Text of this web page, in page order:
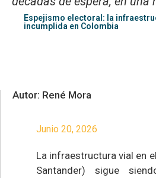
Espejismo electoral: la
incumplida en Colombia
Autor: René Mora
Junio 20, 2026
La infraestructura vial en
Santander) sigue